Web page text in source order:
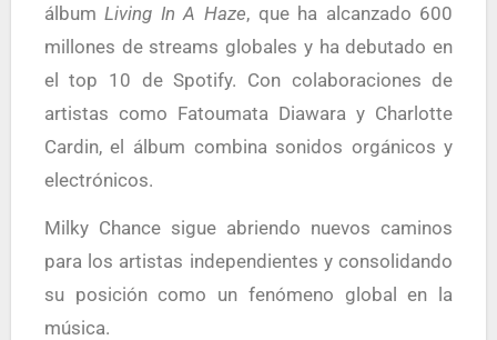
álbumLiving In A Haze, que ha alcanzado 600
millones de streams globales y ha debutado en
el top 10 de Spotify. Con colaboraciones de
artistas como Fatoumata Diawara y Charlotte
Cardin, el álbum combina sonidos orgánicos y
electrónicos.
Milky Chance sigue abriendo nuevos caminos
para los artistas independientes y consolidando
su posición como un fenómeno global en la
música.